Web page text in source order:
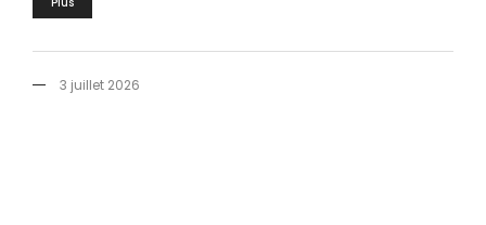
3 juillet 2026